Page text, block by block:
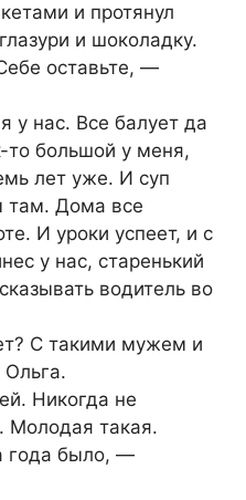
и протянул
и шоколадку.
оставьте, —
у нас. Все балует да
то большой у меня,
лет уже. И суп
там. Дома все
И уроки успеет, и с
у нас, старенький
водитель во
С такими мужем и
Никогда не
Молодая такая.
года было, —